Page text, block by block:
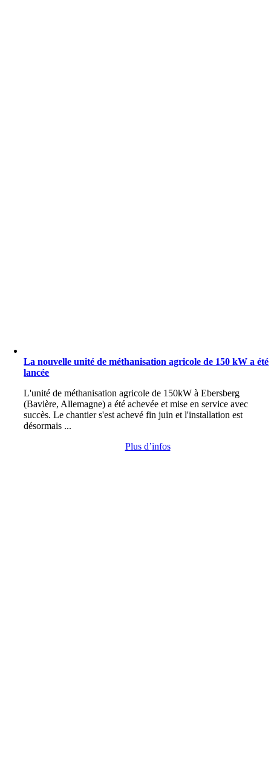
La nouvelle unité de méthanisation agricole de 150 kW a été
lancée
L'unité de méthanisation agricole de 150kW à Ebersberg
(Bavière, Allemagne) a été achevée et mise en service avec
succès. Le chantier s'est achevé fin juin et l'installation est
désormais ...
Plus d’infos